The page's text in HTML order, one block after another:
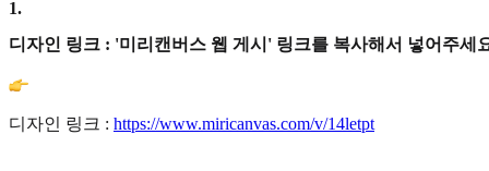
1.
디자인 링크 : '미리캔버스 웹 게시' 링크를 복사해서 넣어주세
디자인 링크 : https://www.miricanvas.com/v/14letpt